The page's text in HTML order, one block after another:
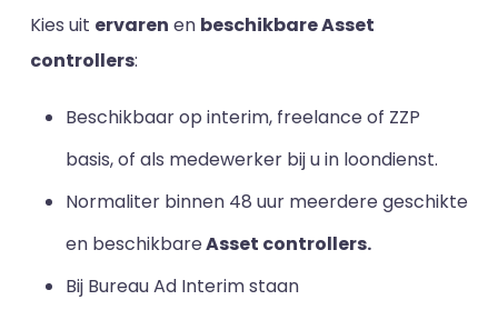
Kies uit ervaren en beschikbare Asset
controllers:
Beschikbaar op interim, freelance of ZZP
basis, of als medewerker bij u in loondienst.
Normaliter binnen 48 uur meerdere geschikte
en beschikbareAsset controllers.
Bij Bureau Ad Interim staan